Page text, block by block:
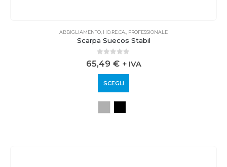
ABBIGLIAMENTO HO.RE.CA. PROFESSIONALE
Scarpa Suecos Stabil
0out of 5
65,49 € + IVA
SCEGLI